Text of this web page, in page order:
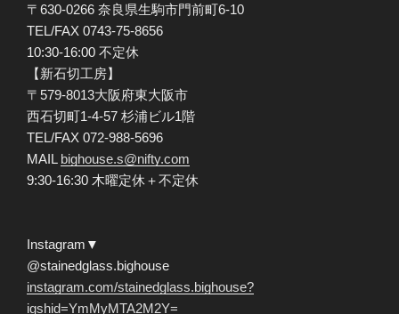
〒630-0266 奈良県生駒市門前町6-10
TEL/FAX 0743-75-8656
10:30-16:00 不定休
【新石切工房】
〒579-8013大阪府東大阪市
西石切町1-4-57 杉浦ビル1階
TEL/FAX 072-988-5696
MAIL bighouse.s@nifty.com
9:30-16:30 木曜定休＋不定休
Instagram▼
@stainedglass.bighouse
instagram.com/stainedglass.bighouse?
igshid=YmMyMTA2M2Y=